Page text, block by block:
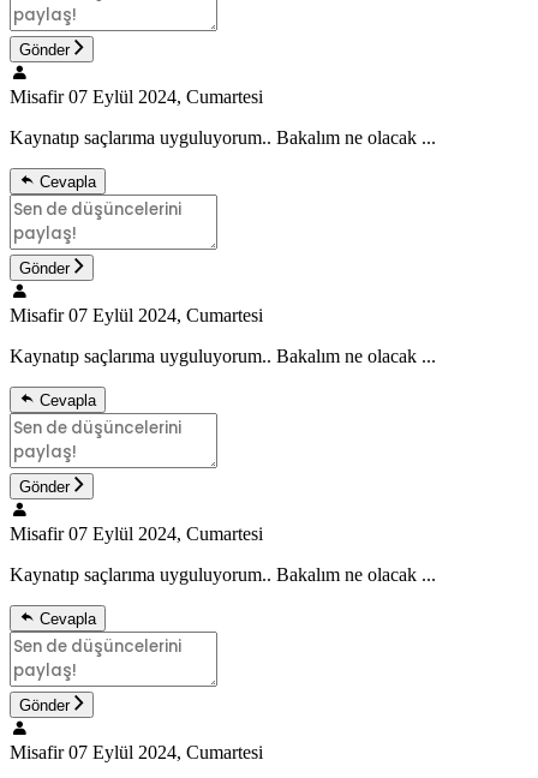
Gönder
Misafir 07 Eylül 2024, Cumartesi
Kaynatıp saçlarıma uyguluyorum.. Bakalım ne olacak ...
Cevapla
Gönder
Misafir 07 Eylül 2024, Cumartesi
Kaynatıp saçlarıma uyguluyorum.. Bakalım ne olacak ...
Cevapla
Gönder
Misafir 07 Eylül 2024, Cumartesi
Kaynatıp saçlarıma uyguluyorum.. Bakalım ne olacak ...
Cevapla
Gönder
Misafir 07 Eylül 2024, Cumartesi